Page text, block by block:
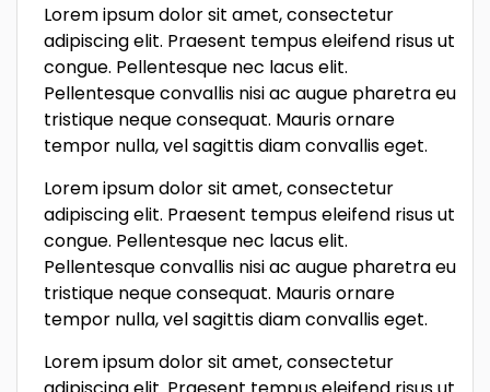
Lorem ipsum dolor sit amet, consectetur
adipiscing elit. Praesent tempus eleifend risus ut
congue. Pellentesque nec lacus elit.
Pellentesque convallis nisi ac augue pharetra eu
tristique neque consequat. Mauris ornare
tempor nulla, vel sagittis diam convallis eget.
Lorem ipsum dolor sit amet, consectetur
adipiscing elit. Praesent tempus eleifend risus ut
congue. Pellentesque nec lacus elit.
Pellentesque convallis nisi ac augue pharetra eu
tristique neque consequat. Mauris ornare
tempor nulla, vel sagittis diam convallis eget.
Lorem ipsum dolor sit amet, consectetur